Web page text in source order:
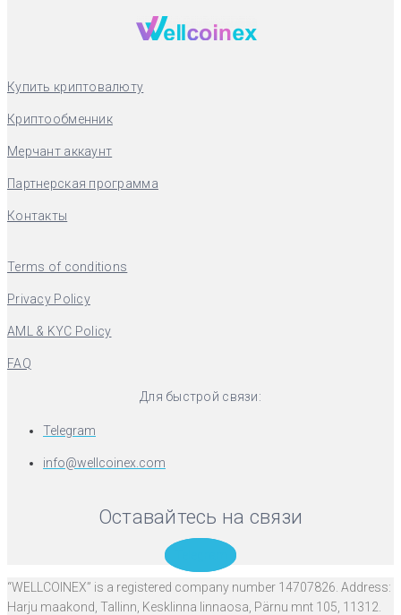
Купить криптовалюту
Криптообменник
Мерчант аккаунт
Партнерская программа
Контакты
Terms of conditions
Privacy Policy
AML & KYC Policy
FAQ
Для быстрой связи:
Telegram
info@wellcoinex.com
Оставайтесь на связи
“WELLCOINEX” is a registered company number 14707826. Address:
Harju maakond, Tallinn, Kesklinna linnaosa, Pärnu mnt 105, 11312.